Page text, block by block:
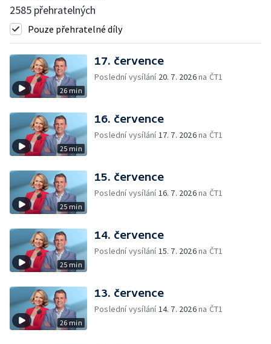
2585 přehratelných
Pouze přehratelné díly
26 min
17. července
Poslední vysílání 20. 7. 2026na ČT1
25 min
16. července
Poslední vysílání17. 7. 2026na ČT1
25 min
15. července
Poslední vysílání16. 7. 2026na ČT1
25 min
14. července
Poslední vysílání15. 7. 2026na ČT1
26 min
13. července
Poslední vysílání14. 7. 2026na ČT1